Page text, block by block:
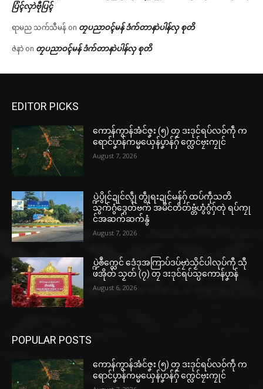
ပြံၚ်လှာဲဗီုပြၚ်
ရာမည သက်သီမန် on တၠပညာဝၚ်မန် ဒံက်တာနာဲပါန်လှ စုတိ
ဇဲနာဲ on တၠပညာဝၚ်မန် ဒံက်တာနာဲပါန်လှ စုတိ
EDITOR PICKS
ကောန်ကွာန်အံင်ဇၞး (၅) တၠ ဒးဒုင်ရပ်လဝ်ကဵု က
ရောင်ပၞာန်ကမ္မယှေန်ပၞာန်ဂှ် က္လေင်ဗၠးကၠုင်
August 7, 2026
ပ္ဍဲပွိုင်ဍုင်လ္ၚဵု တွဵုရးဍုင်မန်ဂှ် ထပ်ကဵုသတိ
သွက်ဂွံဒ္ဂေတ်ဗက် အမိင်တိတ်ဗ္တံဟွံဂွံဂှ်တုဲ ရပ်ကၠု
င်အဆက်ဆက်နွံ
August 7, 2026
ပ္ဍဲၜဳက္လေင် ဒေံဒုအကြာပ်ဒပ်ဗၠာဲသၟိင်ပါလုပ်ကီု သီု
ဖအိုတ် သၟတ် (၇) တၠ ဒးဒုင်ရပ်သ္ပကောန်ပၞာန်
August 6, 2026
POPULAR POSTS
ကောန်ကွာန်အံင်ဇၞး (၅) တၠ ဒးဒုင်ရပ်လဝ်ကဵု က
ရောင်ပၞာန်ကမ္မယှေန်ပၞာန်ဂှ် က္လေင်ဗၠးကၠုင်